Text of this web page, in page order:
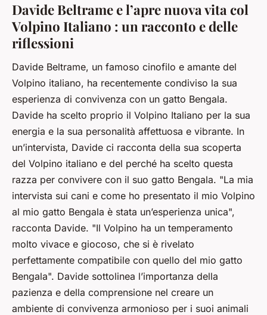
Davide Beltrame e l’apre nuova vita col
Volpino Italiano : un racconto e delle
riflessioni
Davide Beltrame, un famoso cinofilo e amante del
Volpino italiano, ha recentemente condiviso la sua
esperienza di convivenza con un gatto Bengala.
Davide ha scelto proprio il Volpino Italiano per la sua
energia e la sua personalità affettuosa e vibrante. In
un’intervista, Davide ci racconta della sua scoperta
del Volpino italiano e del perché ha scelto questa
razza per convivere con il suo gatto Bengala. "La mia
intervista sui cani e come ho presentato il mio Volpino
al mio gatto Bengala è stata un’esperienza unica",
racconta Davide. "Il Volpino ha un temperamento
molto vivace e giocoso, che si è rivelato
perfettamente compatibile con quello del mio gatto
Bengala". Davide sottolinea l’importanza della
pazienza e della comprensione nel creare un
ambiente di convivenza armonioso per i suoi animali